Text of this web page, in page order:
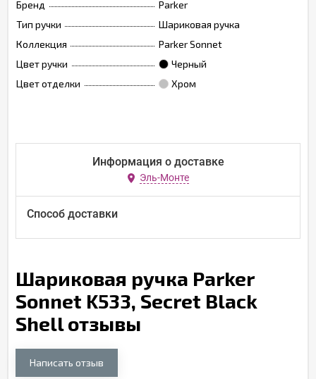
Бренд
Parker
Тип ручки
Шариковая ручка
Коллекция
Parker Sonnet
Цвет ручки
Черный
Цвет отделки
Хром
Информация о доставке
Эль-Монте
Способ доставки
Шариковая ручка Parker
Sonnet K533, Secret Black
Shell отзывы
Написать отзыв